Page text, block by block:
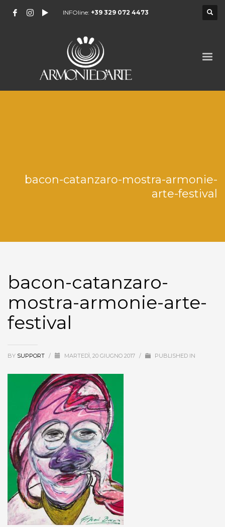
INFOline: +39 329 072 4473
bacon-catanzaro-mostra-armonie-
arte-festival
bacon-catanzaro-
mostra-armonie-arte-
festival
BY SUPPORT / MARTEDÌ, 20 GIUGNO 2017 / PUBLISHED IN